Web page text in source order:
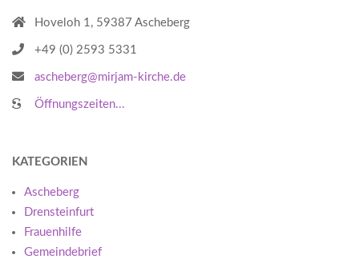
Hoveloh 1, 59387 Ascheberg
+49 (0) 2593 5331
ascheberg@mirjam-kirche.de
Öffnungszeiten...
KATEGORIEN
Ascheberg
Drensteinfurt
Frauenhilfe
Gemeindebrief